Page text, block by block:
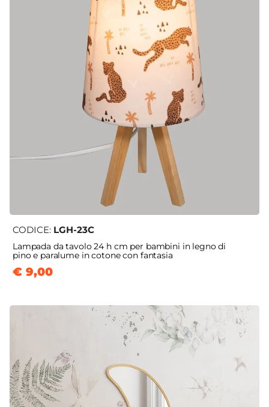
CODICE: LGH-23C
Lampada da tavolo 24 h cm per bambini in legno di
pino e paralume in cotone con fantasia
€ 9,00